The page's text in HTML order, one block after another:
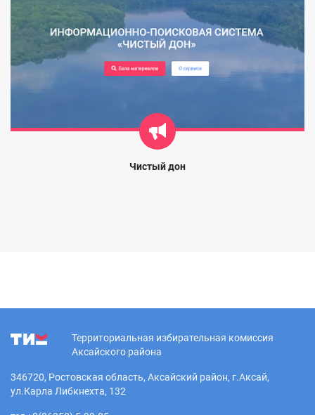
Чистый дон
Территориальная избирательная комиссия
Аксайского района
346720, Ростовская область, Аксайский район, г.Аксай,
ул.Карла Либкнехта, 132